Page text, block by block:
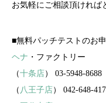
お気軽にご相談頂ければ
■無料パッチテストのお
ヘナ ・ファクトリー
（十条店） 03-5948-8688
（ 八王子店） 042-648-